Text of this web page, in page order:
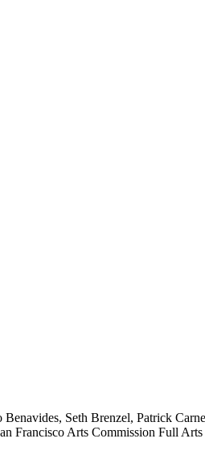
Seth Brenzel, Patrick
Arts Commission Full